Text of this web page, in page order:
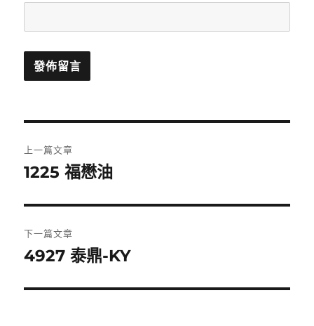
章
覽
上一篇文章
上
篇
文
章:
1225 福懋油
下一篇文章
下
篇
4927 泰鼎-KY